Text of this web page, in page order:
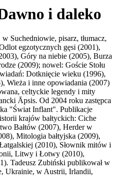
i daleko
Suchedniowie, pisarz, tłumacz,
egzotycznych gęsi (2001),
Góry na niebie (2005), Burza
(2009); nowel: Goście Stołu
Dotknięcie wieku (1996),
Wieża i inne opowiadania (2007)
celtyckie legendy i mity
Āpsis. Od 2004 roku zastępca
"Świat Inflant". Publikacje
krajów bałtyckich: Ciche
Bałtów (2007), Herder w
Mitologia bałtyjska (2009),
(2010), Słownik mitów i
Litwy i Łotwy (2010),
Tadeusz Zubiński publikował w
Ukrainie, w Austrii, Irlandii,